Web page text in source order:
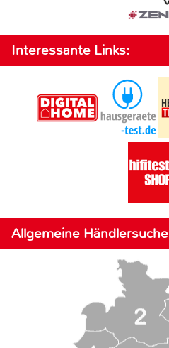
Interessante Links:
Allgemeine Händlersuche